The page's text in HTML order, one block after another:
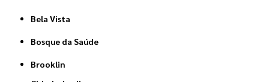
Bela Vista
Bosque da Saúde
Brooklin